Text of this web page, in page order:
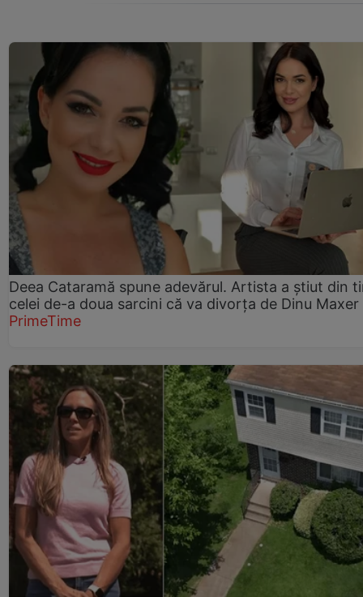
Deea Cataramă spune adevărul. Artista a știut din
celei de-a doua sarcini că va divorța de Dinu Maxer
PrimeTime